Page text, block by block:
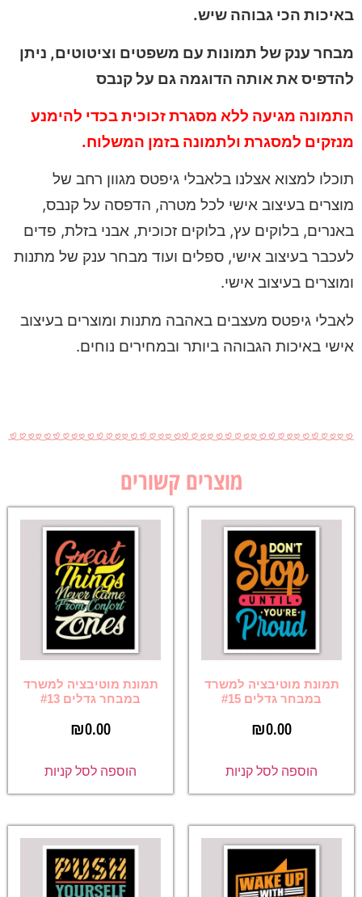
באיכות הכי גבוהה שיש.
מבחר ענק של תמונות עם משפטים וציטוטים, ניתן
להדפיס את אותה הדוגמה גם על קנבס
התמונה מגיעה ללא מסגרת זכוכית בכדי להימנע
מנזקים למסגרת ולתמונה בזמן המשלוח.
תוכלו למצוא אצלנו בלאבלי גיפטס מגוון רחב של
מוצרים בעיצוב אישי לכל מטרה, הדפסה על קנבס,
באנרים, בלוקים עץ, בלוקים זכוכית, אבני בזלת, פדים
לעכבר בעיצוב אישי, ספלים ועוד מבחר ענק של מתנות
ומוצרים בעיצוב אישי.
לאבלי גיפטס מעצבים באהבה מתנות ומוצרים בעיצוב
אישי באיכות הגבוהה ביותר ובמחירים נוחים.
מוצרים קשורים
תמונת מוטיבציה למשרד
במבחר גדלים #15
₪0.00
הוספה לסל קניות
תמונת מוטיבציה למשרד
במבחר גדלים #13
₪0.00
הוספה לסל קניות